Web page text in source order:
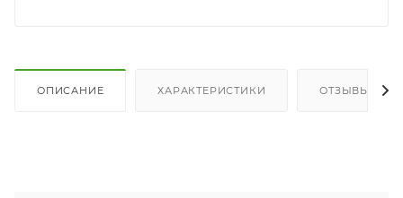
ОПИСАНИЕ ХАРАКТЕРИСТИКИ ОТЗЫВЫ